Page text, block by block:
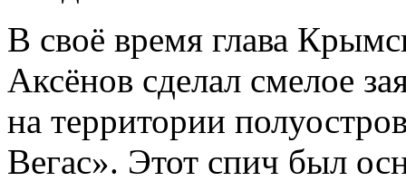
В своё время глава
Аксёнов сделал смелое
на территории
Вегас». Этот спич был